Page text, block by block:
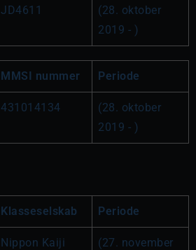
JD4611
(28. oktober
2019 - )
MMSI nummer Periode
431014134
(28. oktober
2019 - )
Klasseselskab Periode
Nippon Kaiji
(27. november